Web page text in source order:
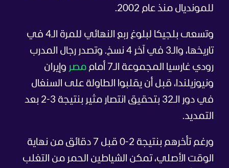
للمونديال منذ عام 2002.
وتسعى بلجيكا لبلوغ ربع النهائي للمرة الـ4 في
تاريخها، والـ3 في آخر 4 نسخ. وتصدر رجال المدرب
رودي غارسيا المجموعة الـ7 أمام
مصر وإيران
ونيوزيلندا، قبل أن يقلبوا الطاولة على السنغال
في دور الـ32 بتحقيق انتصار مثير بنتيجة 3-2 بعد
التمديد.
ورغم تأخرهم بنتيجة 2-0 قبل 7 دقائق من نهاية
الوقت الأصلي، تمكن الشياطين الحمر من التغلب